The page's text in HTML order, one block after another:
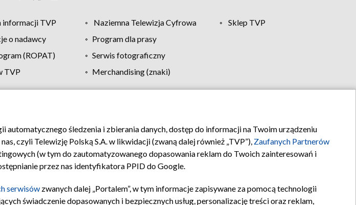
informacji TVP Naziemna Telewizja Cyfrowa
Sklep TVP
o nadawcy
Program dla prasy
(ROPAT)
Serwis fotograficzny
TVP
Merchandising (znaki)
zgody Pomoc Biuro reklamy Kontakt
śledzenia i zbierania danych, dostęp do informacji na Twoim urządzeniu
czyli Telewizję Polską S.A. w likwidacji (zwaną dalej również „TVP”), Zaufanych Partnerów
(w tym do zautomatyzowanego dopasowania reklam do Twoich zainteresowań i
przez nas identyfikatora PPID do Google.
serwisów zwanych dalej „Portalem”, w tym informacje zapisywane za pomocą technologii
świadczenie dopasowanych i bezpiecznych usług, personalizację treści oraz reklam,